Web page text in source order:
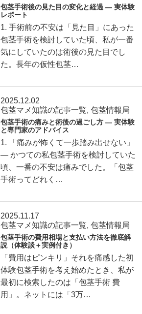
包茎手術後の見た目の変化と経過 ― 実体験
レポート
1. 手術前の不安は「見た目」にあった
包茎手術を検討していた頃、私が一番
気にしていたのは術後の見た目でし
た。長年の仮性包茎…
2025.12.02
包茎マメ知識の記事一覧,包茎情報局
包茎手術の痛みと術後の過ごし方 ― 実体験
と専門家のアドバイス
1. 「痛みが怖くて一歩踏み出せない」
― かつての私包茎手術を検討していた
頃、一番の不安は痛みでした。「包茎
手術ってどれく…
2025.11.17
包茎マメ知識の記事一覧,包茎情報局
包茎手術の費用相場と支払い方法を徹底解
説（体験談＋実例付き）
「費用はピンキリ」それを痛感した初
体験包茎手術を考え始めたとき、私が
最初に検索したのは「包茎手術 費
用」。ネットには「3万…